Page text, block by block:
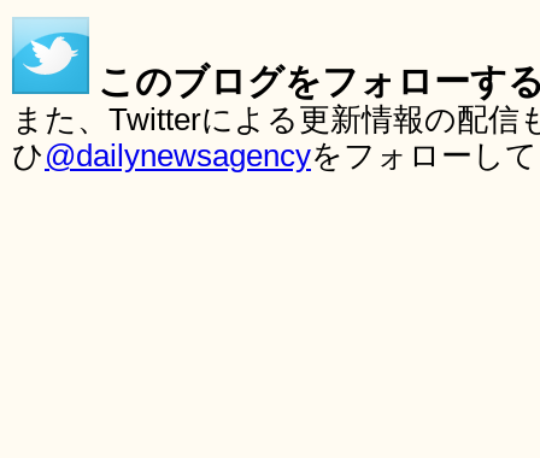
このブログをフォローす
また、Twitterによる更新情報の配
ひ@dailynewsagencyをフォローし